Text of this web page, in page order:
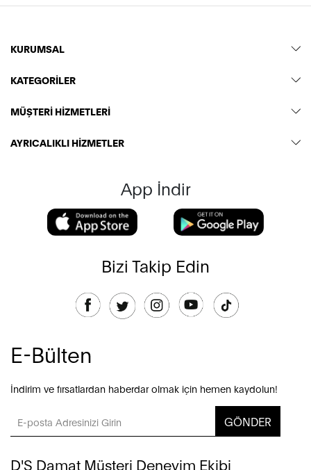
KURUMSAL
KATEGORİLER
MÜŞTERİ HİZMETLERİ
AYRICALIKLI HİZMETLER
App İndir
Bizi Takip Edin
E-Bülten
İndirim ve fırsatlardan haberdar olmak için hemen kaydolun!
GÖNDER
D'S Damat Müşteri Deneyim Ekibi